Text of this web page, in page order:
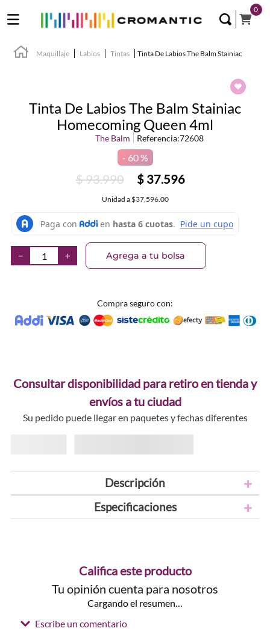
0
Maquillaje Labios Tintas Tinta De Labios The Balm Stainiac
Tinta De Labios The Balm Stainiac
Homecoming Queen 4ml
The Balm Referencia:72608
60 %
$93.990 $ 37.596
Unidad a $37,596.00
＋
－ Agrega a tu bolsa
Compra seguro con:
Consultar disponibilidad para retiro en tienda y
envíos a tu ciudad
Su pedido puede llegar en paquetes y fechas diferentes
Descripción
Especificaciones
Califica este producto
Tu opinión cuenta para nosotros
Cargando el resumen…
Escribe un comentario